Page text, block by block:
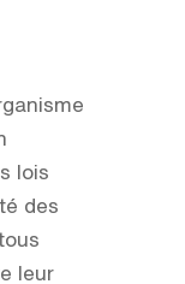
lois
des
leur